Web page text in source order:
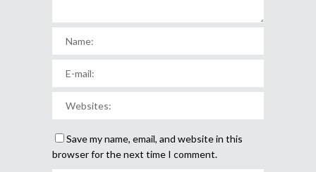
Save my name, email, and website in this
browser for the next time I comment.